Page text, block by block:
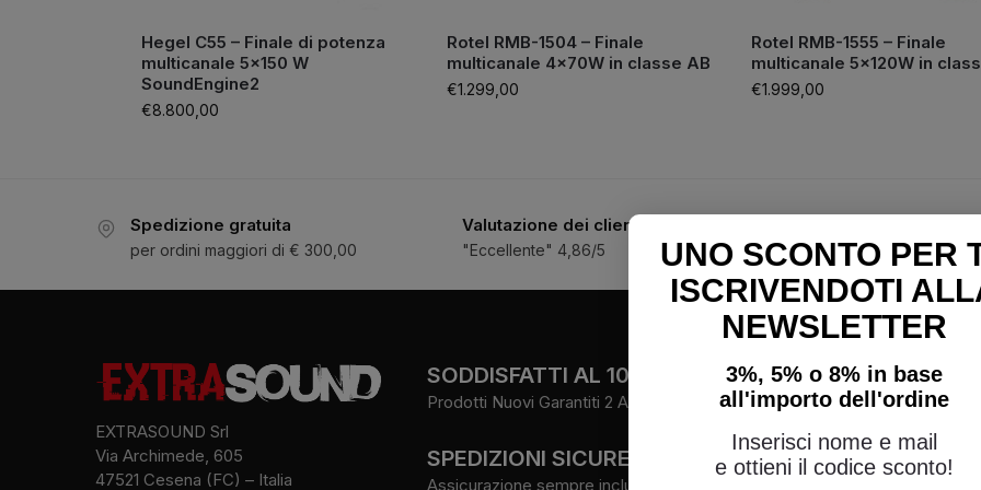
Hegel C55 – Finale di potenza
multicanale 5×150 W
SoundEngine2
€8.800,00
Rotel RMB-1504 – Finale
multicanale 4×70W in classe AB
€1.299,00
Rotel RMB-1555 – Finale
multicanale 5×120W in
€1.999,00
Spedizione gratuita
per ordini maggiori di € 300,00
Valutazione dei clienti
"Eccellente" 4,86/5
Assistenza telefonica
3334188754
EXTRASOUND Srl
Via Archimede, 605
47521 Cesena (FC) – Italia
SODDISFATTI AL 100%
Prodotti Nuovi Garantiti 2 Anni.
SPEDIZIONI SICURE
Assicurazione sempre inclusa.
FOLLOW
Facebook
Instagram
Youtube
UNO SCONTO PER
ISCRIVENDOTI
NEWSLETTER
3%, 5% o 8% in base
all'importo dell'ordine
Inserisci nome e mail
e ottieni il codice sconto!